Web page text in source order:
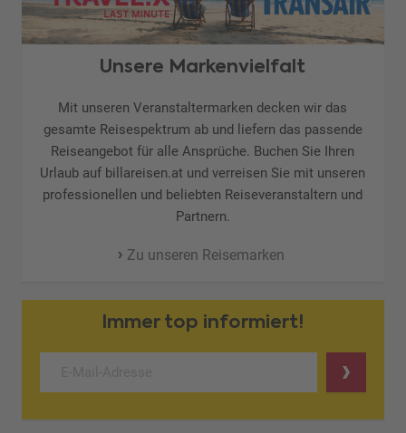
Unsere Markenvielfalt
Mit unseren Veranstaltermarken decken wir das
gesamte Reisespektrum ab und liefern das passende
Reiseangebot für alle Ansprüche. Buchen Sie Ihren
Urlaub auf billareisen.at und verreisen Sie mit unseren
professionellen und beliebten Reiseveranstaltern und
Partnern.
Zu unseren Reisemarken
Immer top informiert!